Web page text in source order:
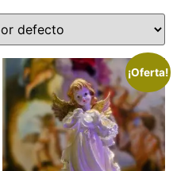
¡Oferta!